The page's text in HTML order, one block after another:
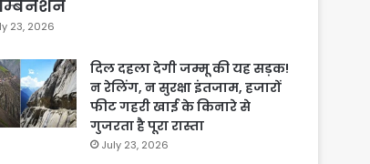
23, 2026
दिल दहला देगी जम्मू की यह सड़क!
न रेलिंग, न सुरक्षा इंतजाम, हजारों
फीट गहरी खाई के किनारे से
गुजरता है पूरा रास्ता
July 23, 2026